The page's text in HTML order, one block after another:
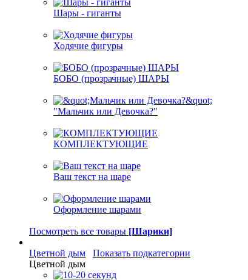
Шары - гиганты
Ходячие фигуры
БОБО (прозрачные) ШАРЫ
"Мальчик или Девочка?"
КОМПЛЕКТУЮЩИЕ
Ваш текст на шаре
Оформление шарами
Посмотреть все товары [Шарики]
Цветной дым
Показать подкатегории
Цветной дым